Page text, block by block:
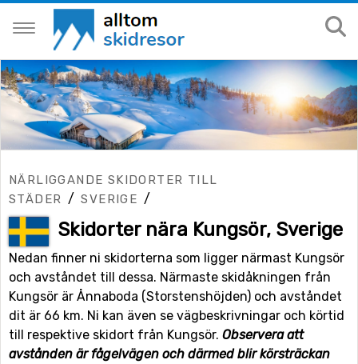
NÄRLIGGANDE SKIDORTER TILL
STÄDER
/SVERIGE /
Skidorter nära Kungsör, Sverige
Nedan finner ni skidorterna som ligger närmast Kungsör
och avståndet till dessa. Närmaste skidåkningen från
Kungsör är Ånnaboda (Storstenshöjden) och avståndet
dit är 66 km. Ni kan även se vägbeskrivningar och körtid
till respektive skidort från Kungsör. Observera att
avstånden är fågelvägen och därmed blir körsträckan